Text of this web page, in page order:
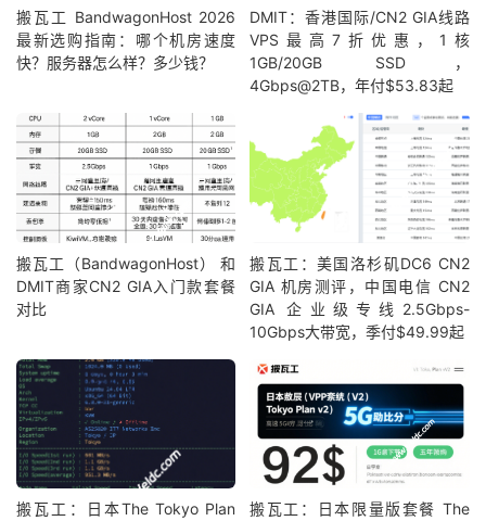
搬瓦工 BandwagonHost 2026
最新选购指南：哪个机房速度
快？服务器怎么样？多少钱？
DMIT：香港国际/CN2 GIA线路
VPS最高7折优惠，1核
1GB/20GB SSD，
4Gbps@2TB，年付$53.83起
搬瓦工（BandwagonHost） 和
DMIT商家CN2 GIA入门款套餐
对比
搬瓦工：美国洛杉矶DC6 CN2
GIA 机房测评，中国电信 CN2
GIA 企业级专线2.5Gbps-
10Gbps大带宽，季付$49.99起
搬瓦工：日本The Tokyo Plan
搬瓦工：日本限量版套餐 The